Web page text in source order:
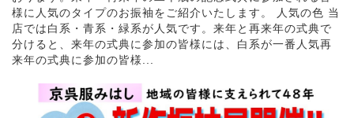
様に人気のタイプのお振袖をご紹介いたします。 人気の色 当
店では白系・青系・緑系が人気です。来年と再来年の式典で
分けると、来年の式典に参加の皆様には、白系が一番人気再
来年の式典に参加の皆様...